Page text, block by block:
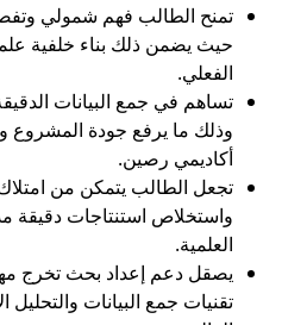
تمنح الطالب فهم شمولي
حيث يضمن ذلك بناء خلفية
الفعلي.
تساهم في جمع البيانات
وذلك ما يرفع جودة المشروع
أكاديمي رصين.
تجعل الطالب يتمكن من
واستخلاص استنتاجات دقيقة
العلمية.
يصقل دعم إعداد بحث تخرج
تقنيات جمع البيانات والتحليل